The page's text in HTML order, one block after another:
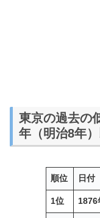
東京の過去の
年（明治8年）
順位 日付
1位 1876